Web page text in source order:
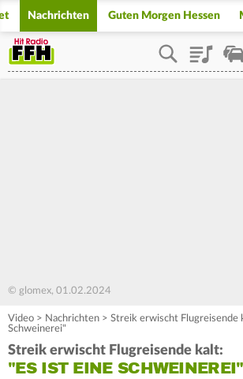
Nachrichten Guten Morgen Hessen
Playlist
© glomex, 01.02.2024
Video > Nachrichten > Streik erwischt Flugreisende
Schweinerei"
Streik erwischt Flugreisende kalt:
"ES IST EINE SCHWEINEREI"